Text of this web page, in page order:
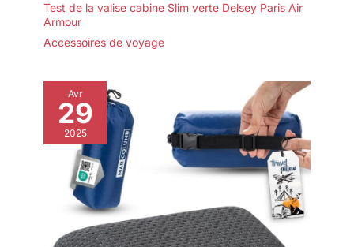
Test de la valise cabine Slim verte Delsey Paris Air
Armour
Accessoires de voyage
Avr
29
2025